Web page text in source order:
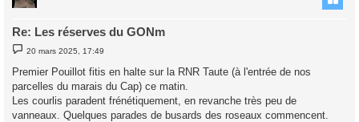
Re: Les réserves du GONm
M
e
s
a
e
20 mars 2025, 17:49
Premier Pouillot fitis en halte sur la RNR Taute (à l'entrée de nos
parcelles du marais du Cap) ce matin.
Les courlis paradent frénétiquement, en revanche très peu de
vanneaux. Quelques parades de busards des roseaux commencent.